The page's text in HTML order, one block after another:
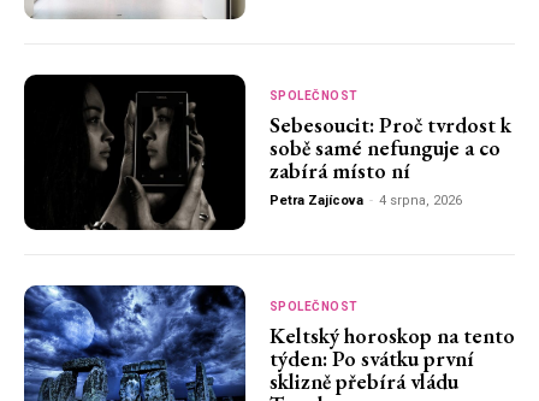
SPOLEČNOST
Sebesoucit: Proč tvrdost k
sobě samé nefunguje a co
zabírá místo ní
Petra Zajícova - 4 srpna, 2026
SPOLEČNOST
Keltský horoskop na tento
týden: Po svátku první
sklizně přebírá vládu